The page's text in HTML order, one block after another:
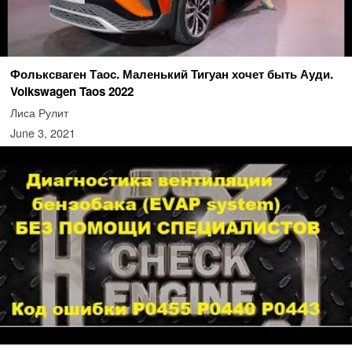
Фольксваген Таос. Маленький Тигуан хочет быть Ауди.
Volkswagen Taos 2022
Лиса Рулит
June 3, 2021